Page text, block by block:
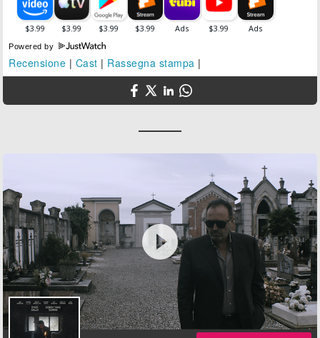
Powered by
Recensione | Cast | Rassegna stampa |
